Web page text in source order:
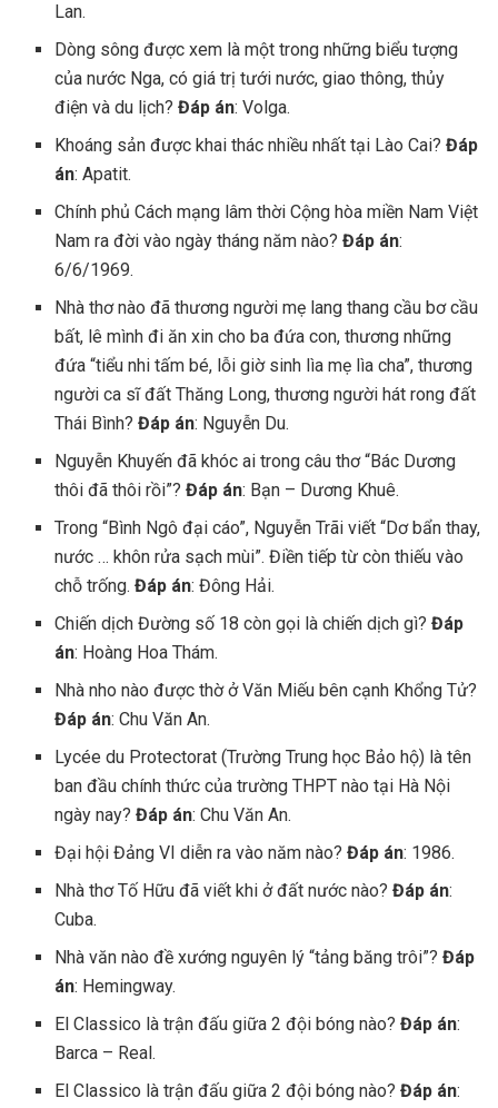
Lan.
Dòng sông được xem là một trong những biểu tượng
của nước Nga, có giá trị tưới nước, giao thông, thủy
điện và du lịch?Đáp án: Volga.
Khoáng sản được khai thác nhiều nhất tại Lào Cai?Đáp
án: Apatit.
Chính phủ Cách mạng lâm thời Cộng hòa miền Nam Việt
Nam ra đời vào ngày tháng năm nào?Đáp án:
6/6/1969.
Nhà thơ nào đã thương người mẹ lang thang cầu bơ cầu
bất, lê mình đi ăn xin cho ba đứa con, thương những
đứa “tiểu nhi tấm bé, lỗi giờ sinh lìa mẹ lìa cha”, thương
người ca sĩ đất Thăng Long, thương người hát rong đất
Thái Bình?Đáp án: Nguyễn Du.
Nguyễn Khuyến đã khóc ai trong câu thơ “Bác Dương
thôi đã thôi rồi”?Đáp án: Bạn – Dương Khuê.
Trong “Bình Ngô đại cáo”, Nguyễn Trãi viết “Dơ bẩn thay,
nước … khôn rửa sạch mùi”. Điền tiếp từ còn thiếu vào
chỗ trống.Đáp án: Đông Hải.
Chiến dịch Đường số 18 còn gọi là chiến dịch gì?Đáp
án: Hoàng Hoa Thám.
Nhà nho nào được thờ ở Văn Miếu bên cạnh Khổng Tử?
Đáp án: Chu Văn An.
Lycée du Protectorat (Trường Trung học Bảo hộ) là tên
ban đầu chính thức của trường THPT nào tại Hà Nội
ngày nay?Đáp án: Chu Văn An.
Đại hội Đảng VI diễn ra vào năm nào?Đáp án: 1986.
Nhà thơ Tố Hữu đã viết khi ở đất nước nào?Đáp án:
Cuba.
Nhà văn nào đề xướng nguyên lý “tảng băng trôi”?Đáp
án: Hemingway.
El Classico là trận đấu giữa 2 đội bóng nào?Đáp án:
Barca – Real.
El Classico là trận đấu giữa 2 đội bóng nào?Đáp án: